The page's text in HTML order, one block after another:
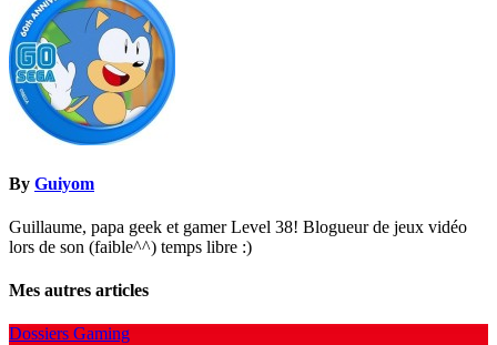
l’article
By Guiyom
Guillaume, papa geek et gamer Level 38! Blogueur de jeux vidéo
lors de son (faible^^) temps libre :)
Mes autres articles
Dossiers Gaming